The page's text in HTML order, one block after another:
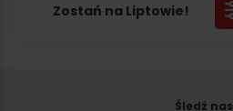
Zostań na Liptowie!
Śledź nas